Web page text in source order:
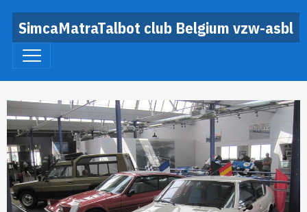
SimcaMatraTalbot club Belgium vzw-asbl